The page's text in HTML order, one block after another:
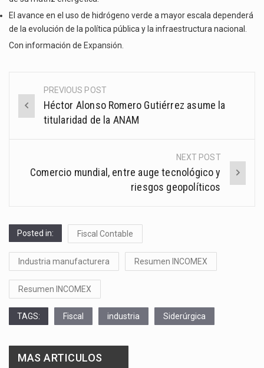
El avance en el uso de hidrógeno verde a mayor escala dependerá
de la evolución de la política pública y la infraestructura nacional.
Con información de Expansión.
Post
navigation
PREVIOUS POST
Héctor Alonso Romero Gutiérrez asume la
titularidad de la ANAM
NEXT POST
Comercio mundial, entre auge tecnológico y
riesgos geopolíticos
Posted in: Fiscal Contable
Industria manufacturera Resumen INCOMEX
Resumen INCOMEX
TAGS: Fiscal industria Siderúrgica
MAS ARTICULOS